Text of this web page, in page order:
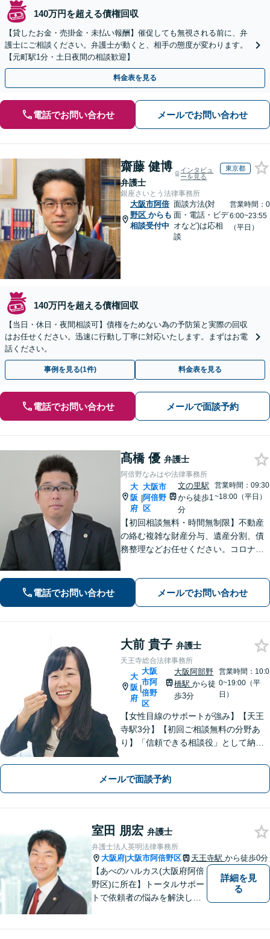
140万円を超える債権回収
【貸したお金・売掛金・未払い報酬】催促しても無視される前に、弁
護士にご相談ください。弁護士が動くと、相手の態度が変わります。
【元町駅1分・土日夜間の相談歓迎】
料金表を見る
電話でお問い合わせ メールでお問い合わせ
齋藤 健博
弁護士
インタビュ
ーを見る
東京都
銀座さいとう法律事務所
大阪市阿倍
野区 からも
相談受付中
面談方法(対
面・電話・ビデ
オなど)は応相
談
営業時間：0
6:00~23:55
（平日）
140万円を超える債権回収
【当日・休日・夜間相談可】債権をためない為の予防策と実際の回収
はお任せください。迅速に行動し丁寧に対応いたします。まずはお電
話ください。
事例を見る(1件) 料金表を見る
電話でお問い合わせ メールで面談予約
髙橋 優 弁護士
阿倍野なみはや法律事務所
大
阪
府
|
大阪市
阿倍野
区
文の里駅
から徒歩1
分
営業時間：09:30
~18:00（平日）
【初回相談無料・時間無制限】不動産
の絡む複雑な財産分与、遺産分割、債
務整理などお任せください。コロナ禍
添い、皆さまが安心して暮らせるよ
う、全力でお守りします。
電話でお問い合わせ メールでお問い合わせ
大前 貴子 弁護士
天王寺総合法律事務所
大
阪
府
|
大阪
市阿
倍野
区
大阪阿部野
橋駅から徒
歩3分
営業時間：10:0
0~19:00（平
日）
【女性目線のサポートが強み】【天王
寺駅3分】【初回ご相談無料の分野あ
り】「信頼できる相談役」として納得
づくりを心がけます【借金・債務整
理】経済状況に応じて適切な解決策を
ご提案します
メールで面談予約
室田 朋宏 弁護士
弁護士法人英明法律事務所
大阪府|大阪市阿倍野区 天王寺駅 から徒歩0分
【あべのハルカス(大阪府阿倍
野区)に所在】トータルサポー
トで依頼者の悩みを解決しま
詳細を見
る